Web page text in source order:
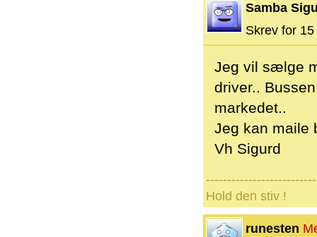
Samba
Skrev for
Jeg vil sælge
driver..
markedet..
Jeg kan maile
Vh Sigurd
Hold den stiv !
runesten